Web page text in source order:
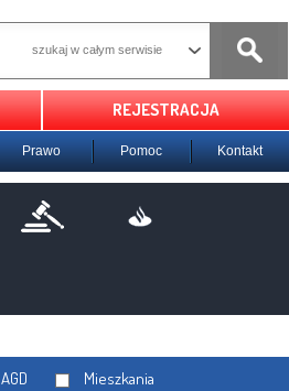
szukaj w całym serwisie
REJESTRACJA
Prawo Pomoc Kontakt
AGD
Mieszkania